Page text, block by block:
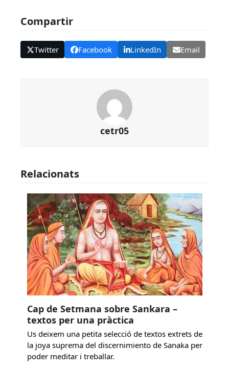
Compartir
Twitter Facebook LinkedIn Email
cetr05
Relacionats
Cap de Setmana sobre Sankara –
textos per una pràctica
Us deixem una petita selecció de textos extrets de
la joya suprema del discernimiento de Sanaka per
poder meditar i treballar.